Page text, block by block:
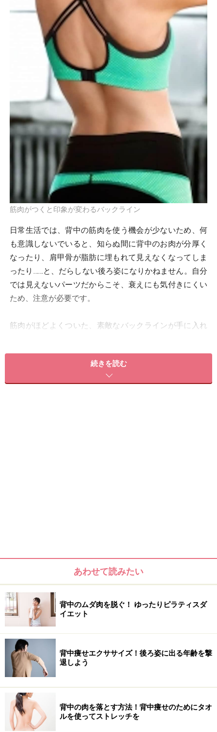
筋肉がつくと印象が変わるバックライン
日常生活では、背中の筋肉を使う機会が少ないため、何
も意識しないでいると、知らぬ間に背中のお肉が分厚く
なったり、肩甲骨が脂肪に埋もれて見えなくなってしま
ったり……と、だらしない後ろ姿になりかねません。自分
では見えないパーツだからこそ、衰えにも気付きにくい
ため、注意が必要です。
筋肉がほどよくついた、素敵なバックラインが手に入れ
印象が大きく変わります。
い。
※ダイエットは個人の体質、また、誤った方法による実践に起因
して体調不良を引き起こす場合があります。実践の際には、必ず
自身の体質及び健康状態を十分に考慮したうえで、正しい方法で
おこなってください。また、全ての方への有効性を保証するもの
ではありません。
次のページへ
続きを読む
あわせて読みたい
背中のムダ肉を脱ぐ！ ゆったりピラティスダ
イエット
背中痩せエクササイズ！後ろ姿に出る年齢を撃
退しよう
背中の肉を落とす方法！背中痩せのためにタオ
ルを使ってストレッチを